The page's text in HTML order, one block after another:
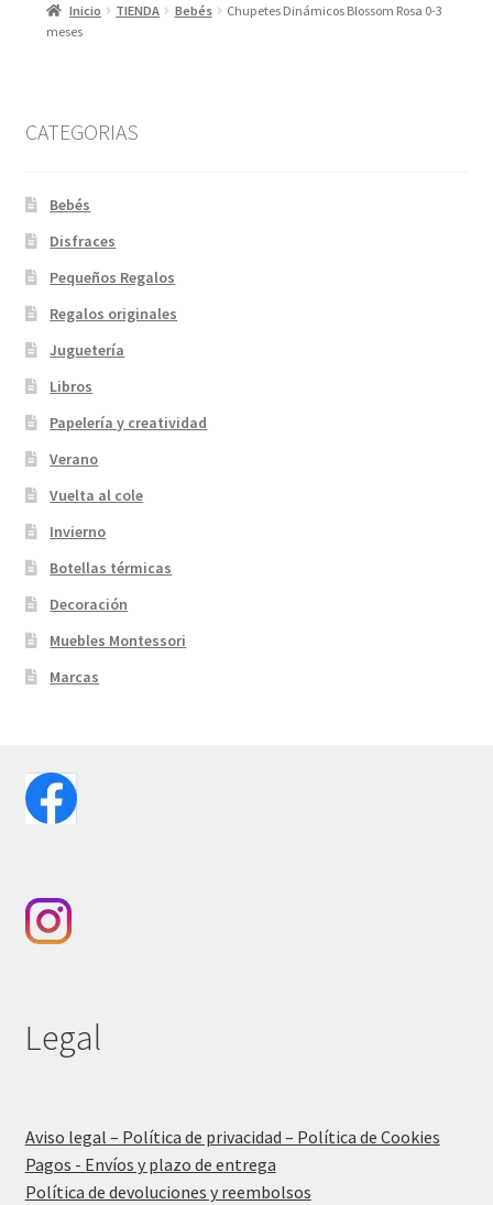
Inicio TIENDA Bebés
Chupetes Dinámicos Blossom Rosa 0-3
meses
CATEGORIAS
Bebés
Disfraces
Pequeños Regalos
Regalos originales
Juguetería
Libros
Papelería y creatividad
Verano
Vuelta al cole
Invierno
Botellas térmicas
Decoración
Muebles Montessori
Marcas
Legal
Aviso legal – Política de privacidad – Política de Cookies
Pagos - Envíos y plazo de entrega
Política de devoluciones y reembolsos